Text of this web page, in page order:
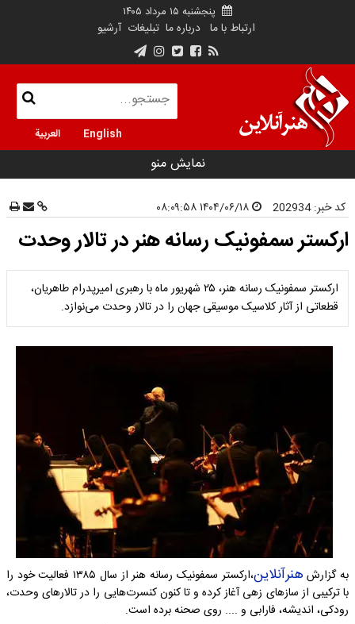
پنجشنبه ۱۵ مرداد ۱۴۰۵
ارتباط با ما درباره ما تبلیغات آرشیو
English العربية
نمایش منو
کد خبر:202934
ارکستر سمفونیک رسانه هنر در تالار وحدت
ارکستر سمفونیک رسانه هنر، ۲۵ شهریور ماه با رهبری امیرپدرام طاهریان،
قطعاتی از آثار کلاسیک موسیقی جهان را در تالار وحدت می‌نوازد.
به گزارش هنرآنلاین
،ارکستر سمفونیک رسانه هنر از سال ۱۳۸۵ فعالیت خود را
با ترکیبی از سازهای زهی آغاز کرده و تا کنون کنسرت‌هایی را در تالارهای وحدت،
رودکی، اندیشه، فارابی و .... روی صحنه برده است.